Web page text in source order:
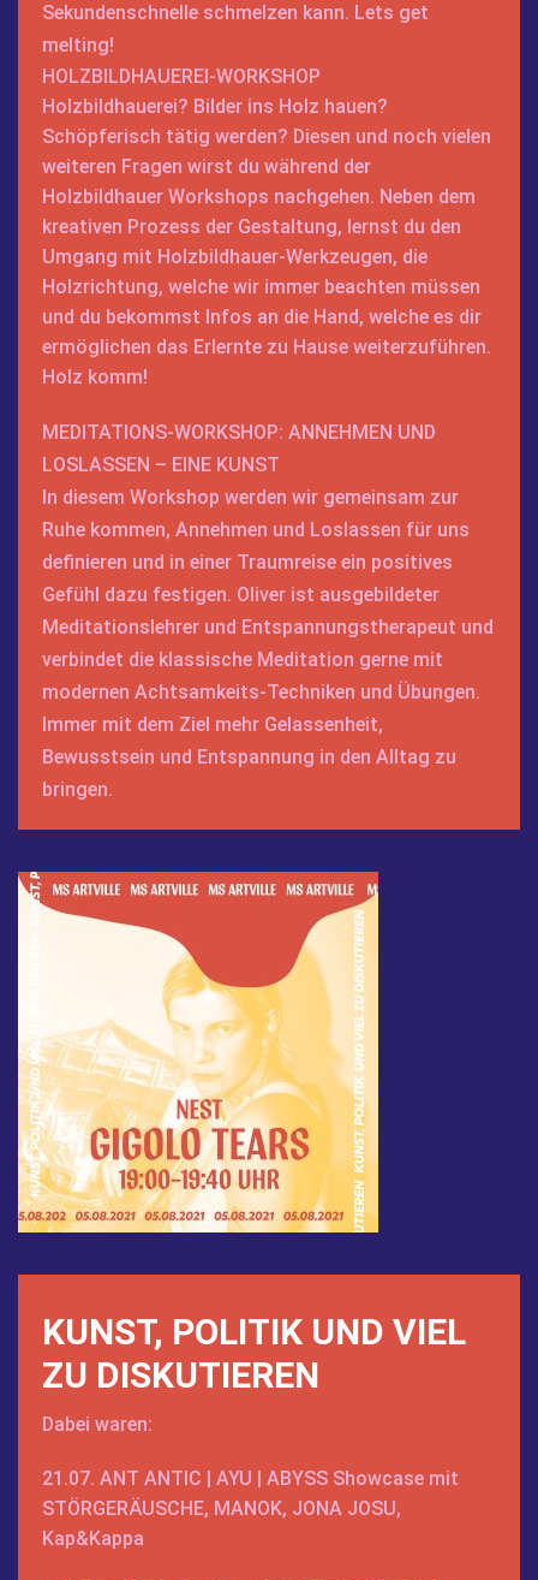
Sekundenschnelle schmelzen kann. Lets get
melting!
HOLZBILDHAUEREI-WORKSHOP
Holzbildhauerei? Bilder ins Holz hauen?
Schöpferisch tätig werden? Diesen und noch vielen
weiteren Fragen wirst du während der
Holzbildhauer Workshops nachgehen. Neben dem
kreativen Prozess der Gestaltung, lernst du den
Umgang mit Holzbildhauer-Werkzeugen, die
Holzrichtung, welche wir immer beachten müssen
und du bekommst Infos an die Hand, welche es dir
ermöglichen das Erlernte zu Hause weiterzuführen.
Holz komm!
MEDITATIONS-WORKSHOP: ANNEHMEN UND
LOSLASSEN – EINE KUNST
In diesem Workshop werden wir gemeinsam zur
Ruhe kommen, Annehmen und Loslassen für uns
definieren und in einer Traumreise ein positives
Gefühl dazu festigen. Oliver ist ausgebildeter
Meditationslehrer und Entspannungstherapeut und
verbindet die klassische Meditation gerne mit
modernen Achtsamkeits-Techniken und Übungen.
Immer mit dem Ziel mehr Gelassenheit,
Bewusstsein und Entspannung in den Alltag zu
bringen.
KUNST, POLITIK UND VIEL
ZU DISKUTIEREN
Dabei waren:
21.07. ANT ANTIC | AYU | ABYSS Showcase mit
STÖRGERÄUSCHE, MANOK, JONA JOSU,
Kap&Kappa